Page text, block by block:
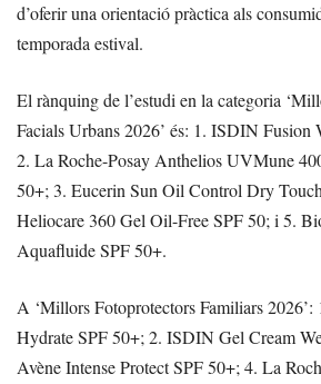
d’oferir una orientació pràctica als
temporada estival.
El rànquing de l’estudi en la categoria
Facials Urbans 2026’ és: 1. ISDIN Fusion
2. La Roche-Posay Anthelios UVMune
50+; 3. Eucerin Sun Oil Control Dry
Heliocare 360 Gel Oil-Free SPF 50; i 5.
Aquafluide SPF 50+.
A ‘Millors Fotoprotectors Familiars
Hydrate SPF 50+; 2. ISDIN Gel Cream
Avène Intense Protect SPF 50+; 4. La